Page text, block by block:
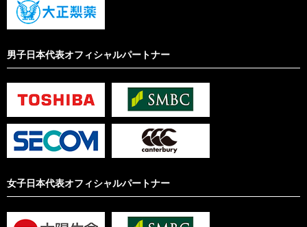
男子日本代表オフィシャルパートナー
女子日本代表オフィシャルパートナー